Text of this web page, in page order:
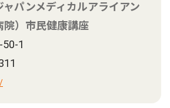
パンメディカルアライアン
院）市民健康講座
1